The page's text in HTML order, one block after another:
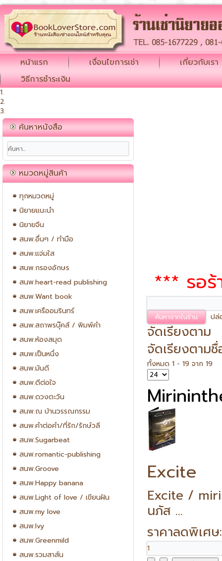
หน้าแรก เงื่อนไขการเช่า
เกี่ยวกับเรา
วิธีการชำระเงิน
ค้นหาหนังสือ
หมวดหมู่สินค้า
ทุกหมวดหมู่
นิยายแนะนำ
นิยายจีน
สนพ.อื่นๆ / ทำมือ
สนพ.แจ่มใส
สนพ.กรองอักษร
สนพ.heart-read publishing
สนพ.Want book
สนพ.เครืออมรินทร์
สนพ.สถาพรบุ๊คส์ / พิมพ์คำ
สนพ.ห้องสมุด
สนพ.เป็นหนึ่ง
สนพ.มันดี
สนพ.ดีต่อใจ
สนพ.ดวงตะวัน
สนพ.ณ บ้านวรรณกรรม
สนพ.คำต่อคำ/ที่รัก/รักษ์วลี
สนพ.Sugarbeat
สนพ.romantic-publishing
สนพ.Groove
สนพ.Happy banana
สนพ.Light of love / เขียนฝัน
สนพ.my love
สนพ.Ivy
สนพ.Greenmild
สนพ.รวมสาส์น
*** รอร้
ปล่
จัดเรียงตาม
จัดเรียงตาม
ทั้งหมด 1 - 19 จาก 19
Excite
Excite /
นภัส ...
ราคาลดพิเศ